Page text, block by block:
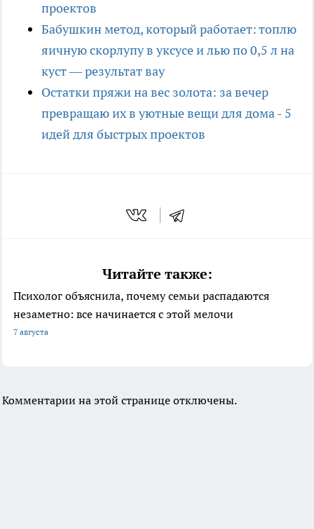
проектов
Бабушкин метод, который работает: топлю
яичную скорлупу в уксусе и лью по 0,5 л на
куст — результат вау
Остатки пряжи на вес золота: за вечер
превращаю их в уютные вещи для дома - 5
идей для быстрых проектов
Читайте также:
Психолог объяснила, почему семьи распадаются
незаметно: все начинается с этой мелочи
7 августа
Комментарии на этой странице отключены.